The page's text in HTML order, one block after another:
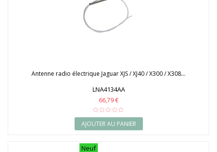
Antenne radio électrique Jaguar XJS / XJ40 / X300 / X308...
LNA4134AA
66,79 €
AJOUTER AU PANIER
Neuf